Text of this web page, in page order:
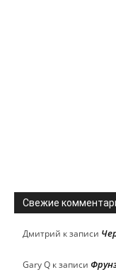
Свежие
Дмитрий к записи
Gary Q к записи